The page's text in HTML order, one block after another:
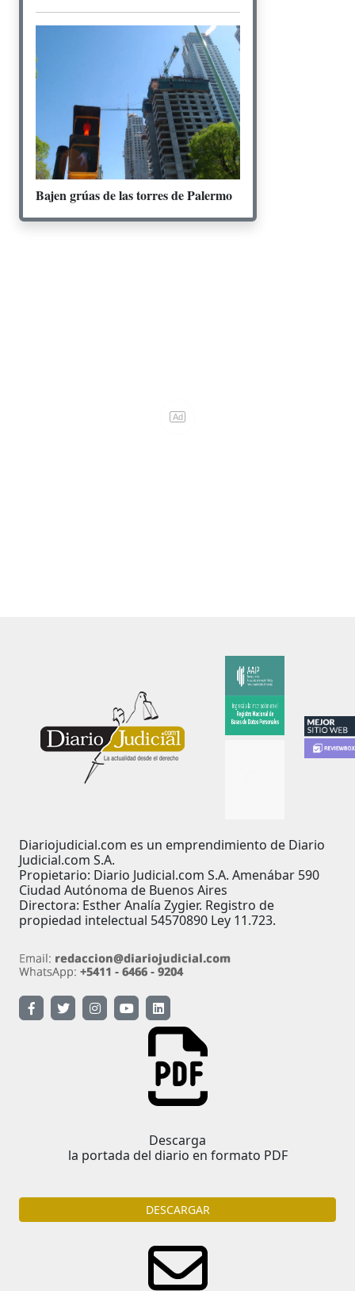
Bajen grúas de las torres de Palermo
Diariojudicial.com es un emprendimiento de Diario
Judicial.com S.A.
Propietario: Diario Judicial.com S.A. Amenábar 590
Ciudad Autónoma de Buenos Aires
Directora: Esther Analía Zygier. Registro de
propiedad intelectual 54570890 Ley 11.723.
Descarga
la portada del diario en formato PDF
DESCARGAR